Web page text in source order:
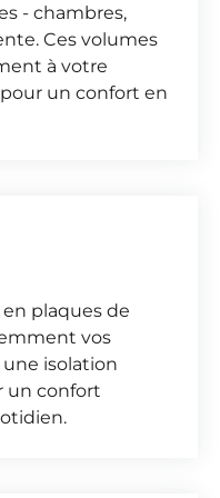
- chambres,
Ces volumes
à votre
un confort en
plaques de
vos
une isolation
un confort